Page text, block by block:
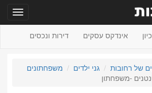
אינדקס עסקים דירות ונכסים
של רחובות גני ילדים
משפחתונים
-משפחתון